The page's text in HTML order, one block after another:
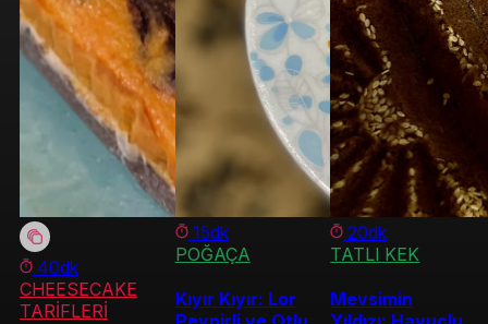
40dk
CHEESECAKE
TARİFLERİ
15dk
POĞAÇA
Kıyır Kıyır: Lor
20dk
TATLI KEK
Mevsimin